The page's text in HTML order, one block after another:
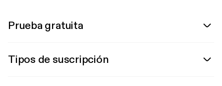
Prueba gratuita
Tipos de suscripción